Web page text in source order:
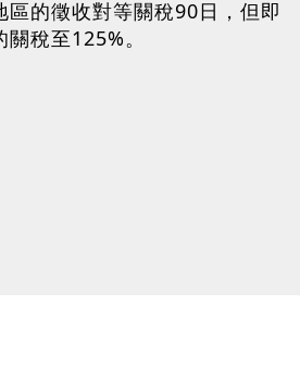
區的徵收對等關稅90日，但即
稅至125%。